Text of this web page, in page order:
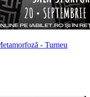
- Turneu